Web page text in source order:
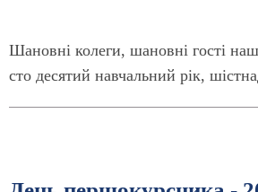
Шановні колеги, шановні гості
сто десятий навчальний рік,